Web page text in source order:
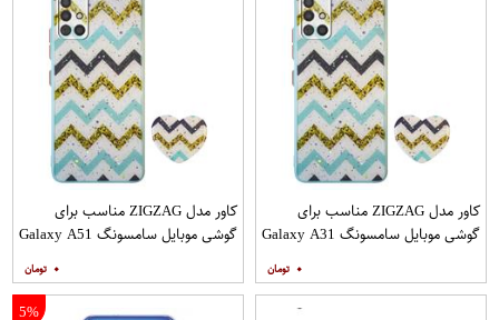
کاور مدل ZIGZAG مناسب برای
گوشی موبایل سامسونگ Galaxy A31
۰
کاور مدل ZIGZAG مناسب برای
گوشی موبایل سامسونگ Galaxy A51
۰
5%